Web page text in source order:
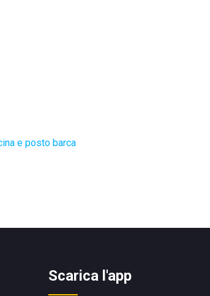
e posto barca
Scarica l'app